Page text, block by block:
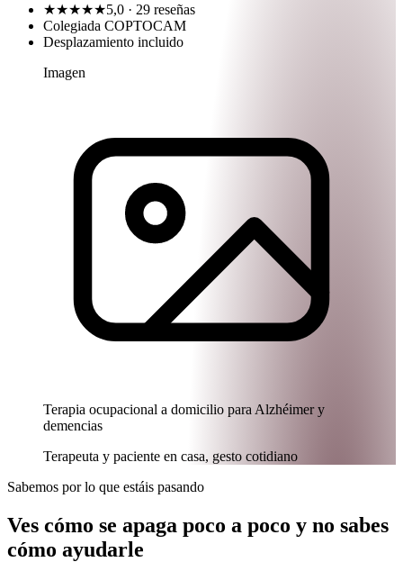
★★★★★5,0 · 29 reseñas
Colegiada COPTOCAM
Desplazamiento incluido
Imagen
Terapia ocupacional a domicilio para Alzhéimer y
demencias
Terapeuta y paciente en casa, gesto cotidiano
Sabemos por lo que estáis pasando
Ves cómo se apaga poco a poco y no sabes
cómo ayudarle